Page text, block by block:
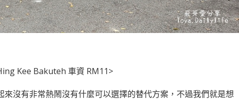
Kee Bakuteh 車資 RM11>
沒有非常熱鬧沒有什麼可以選擇的替代方案，不過我們就是想